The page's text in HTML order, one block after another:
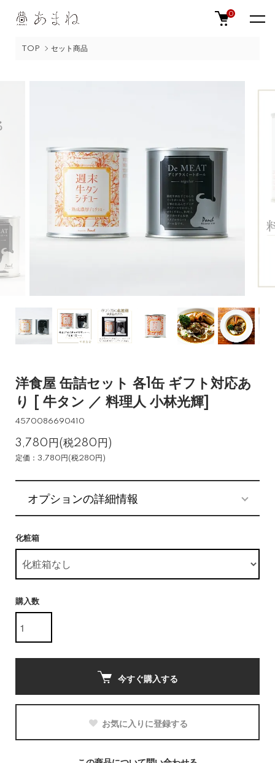
0
TOP セット商品
洋食屋 缶詰セット 各1缶 ギフト対応あ
り [ 牛タン ／ 料理人 小林光輝]
4570086690410
3,780円(税280円)
定価：3,780円(税280円)
オプションの詳細情報
化粧箱
購入数
今すぐ購入する
お気に入りに登録する